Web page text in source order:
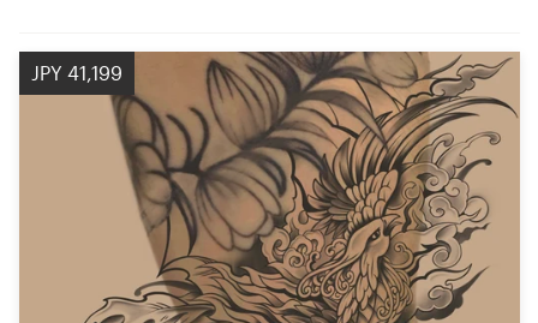
JPY 41,199